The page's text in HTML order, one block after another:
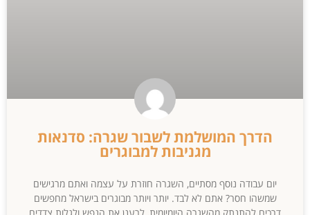
הדרך המושלמת לשבור שגרה: סדנאות
מגניבות למבוגרים
יום עבודה נוסף מסתיים, השגרה חוזרת על עצמה ואתם מרגישים
שמשהו חסר? אתם לא לבד. יותר ויותר מבוגרים בישראל מחפשים